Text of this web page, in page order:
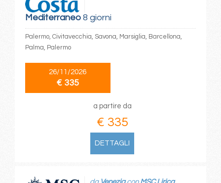
Mediterraneo8 giorni
Palermo, Civitavecchia, Savona, Marsiglia, Barcellona,
Palma, Palermo
26/11/2026
€ 335
a partire da
€ 335
DETTAGLI